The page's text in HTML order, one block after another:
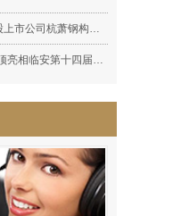
集派集成顶战略合作A股上市公司杭萧钢构（600477）集派全屋定制顶墙展厅完工!
开年大戏一一集派集成顶亮相临安第十四届家装博览会，深受广大消费者喜爱！